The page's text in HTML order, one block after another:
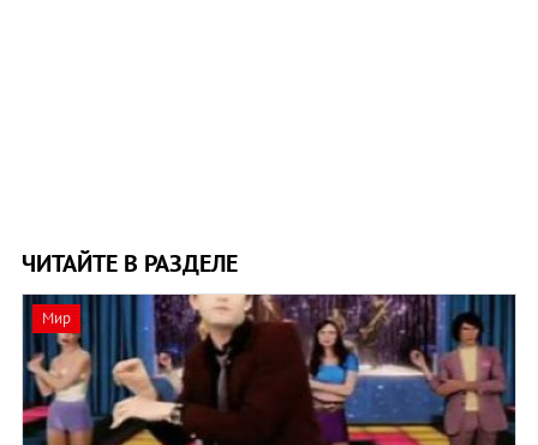
ЧИТАЙТЕ В РАЗДЕЛЕ
Мир